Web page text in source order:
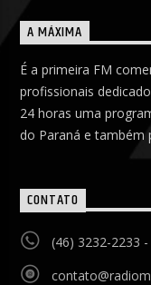
A MÁXIMA
É a primeira FM
profissionais
24 horas uma
do Paraná e também
CONTATO
(46) 3232-2233